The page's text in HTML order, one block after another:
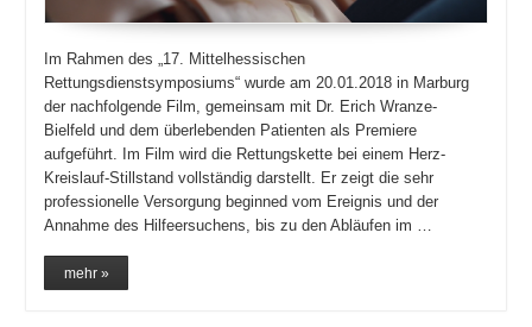
Im Rahmen des „17. Mittelhessischen
Rettungsdienstsymposiums“ wurde am 20.01.2018 in Marburg
der nachfolgende Film, gemeinsam mit Dr. Erich Wranze-
Bielfeld und dem überlebenden Patienten als Premiere
aufgeführt. Im Film wird die Rettungskette bei einem Herz-
Kreislauf-Stillstand vollständig darstellt. Er zeigt die sehr
professionelle Versorgung beginned vom Ereignis und der
Annahme des Hilfeersuchens, bis zu den Abläufen im …
mehr »